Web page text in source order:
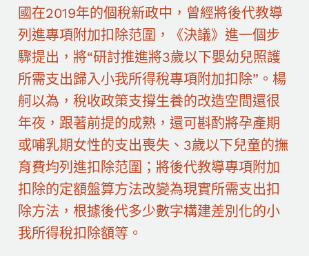
國在2019年的個稅新政中，曾經將後代教導
列進專項附加扣除范圍，《決議》進一個步
驟提出，將“研討推進將3歲以下嬰幼兒照護
所需支出歸入小我所得稅專項附加扣除”。楊
舸以為，稅收政策支撐生養的改造空間還很
年夜，跟著前提的成熟，還可斟酌將孕產期
或哺乳期女性的支出喪失、3歲以下兒童的撫
育費均列進扣除范圍；將後代教導專項附加
扣除的定額盤算方法改變為現實所需支出扣
除方法，根據後代多少數字構建差別化的小
我所得稅扣除額等。